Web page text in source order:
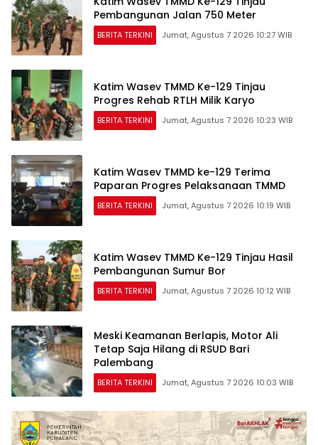
Pembangunan Jalan 750 Meter
BERITA TERKINI Jumat, Agustus 7 2026 10:27 WIB
Katim Wasev TMMD Ke-129 Tinjau
Progres Rehab RTLH Milik Karyo
BERITA TERKINI Jumat, Agustus 7 2026 10:23 WIB
Katim Wasev TMMD ke-129 Terima
Paparan Progres Pelaksanaan TMMD
BERITA TERKINI Jumat, Agustus 7 2026 10:19 WIB
Katim Wasev TMMD Ke-129 Tinjau Hasil
Pembangunan Sumur Bor
BERITA TERKINI Jumat, Agustus 7 2026 10:12 WIB
Meski Keamanan Berlapis, Motor Ali
Tetap Saja Hilang di RSUD Bari
Palembang
BERITA TERKINI Jumat, Agustus 7 2026 10:03 WIB